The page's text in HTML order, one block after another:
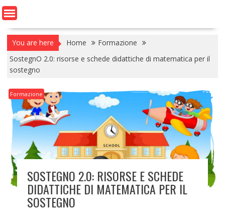
You are here Home
Formazione
SostegnO 2.0: risorse e schede didattiche di matematica per il
sostegno
Formazione
SOSTEGNO 2.0: RISORSE E SCHEDE
DIDATTICHE DI MATEMATICA PER IL
SOSTEGNO